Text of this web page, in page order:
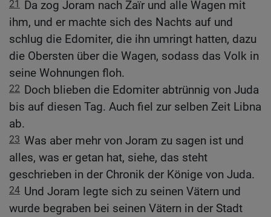
21
Da zog Joram nach Zaïr und alle Wagen mit
ihm, und er machte sich des Nachts auf und
schlug die Edomiter, die ihn umringt hatten, dazu
die Obersten über die Wagen, sodass das Volk in
seine Wohnungen floh.
22 Doch blieben die Edomiter abtrünnig von Juda
bis auf diesen Tag. Auch fiel zur selben Zeit Libna
ab.
23 Was aber mehr von Joram zu sagen ist und
alles, was er getan hat, siehe, das steht
geschrieben in der Chronik der Könige von Juda.
24 Und Joram legte sich zu seinen Vätern und
wurde begraben bei seinen Vätern in der Stadt